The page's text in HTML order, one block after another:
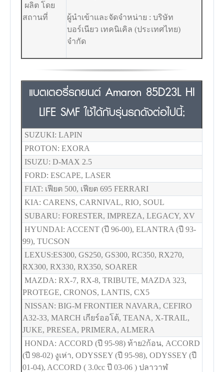
ผลิต โดย
สถานที่
ผู้นำเข้าและจัดจำหน่าย : บริษัท
บอร์เนียว เทคนิเคิล (ประเทศไทย)
จำกัด
แบตเตอรี่รถยนต์ Amaron 85D23L HI
LIFE SMF ใช้ได้กับรุ่นรถดังต่อไปนี้;
SUZUKI: LAPIN
PROTON: EXORA
ISUZU: D-MAX 2.5
FORD: ESCAPE, LASER
FIAT: เฟียต 500, เฟียต 695 FERRARI
KIA: CARENS, CARNIVAL, RIO, SOUL
SUBARU: FORESTER, IMPREZA, LEGACY, XV
HYUNDAI: ACCENT (ปี 96-00), ELANTRA (ปี 93-
99), TUCSON
LEXUS:ES300, GS250, GS300, RC350, RX270,
RX300, RX330, RX350, SOARER
MAZDA: RX-7, RX-8, TRIBUTE, MAZDA 323,
PROTEGE, CRONOS, LANTIS, CX5
NISSAN: BIG-M FRONTIER NAVARA, CEFIRO
A32-33, MARCH เกียร์ออโต้, TEANA, X-TRAIL,
JUKE, PRESEA, PRIMERA, ALMERA
HONDA: ACCORD (ปี 95-98) ท้าย2ก้อน, ACCORD
(ปี 98-02) งูเห่า, ODYSSEY (ปี 95-98), ODYSSEY (ปี
01-04), ACCORD ( 3.0cc ปี 03-06 ) ปลาวาฬ